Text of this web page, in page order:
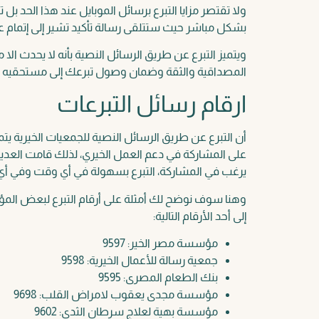
ولا تقتصر مزايا التبرع برسائل الموبايل عند هذا
بشكل مباشر حيث ستتلقى رسالة تأكيد تشير إلى إتمام
ويتميز التبرع عن طريق الرسائل النصية بأنه لا
المصداقية والثقة وضمان وصول تبرعك إلى
ارقام رسائل التبرعات
أن التبرع عن طريق الرسائل النصية للجمعيات الخيرية
على المشاركة في دعم العمل الخيري، لذلك قامت
يرغب في المشاركة، التبرع بسهولة في أي وقت وفي
وهنا سوف نوضح لك أمثلة على أرقام التبرع لبعض
إلى أحد الأرقام التالية:
مؤسسة مصر الخير: 9597
جمعية رسالة للأعمال الخيرية: 9598
بنك الطعام المصرى: 9595
مؤسسة مجدى يعقوب لامراض القلب: 9698
مؤسسة بهية لعلاج سرطان الثدى: 9602